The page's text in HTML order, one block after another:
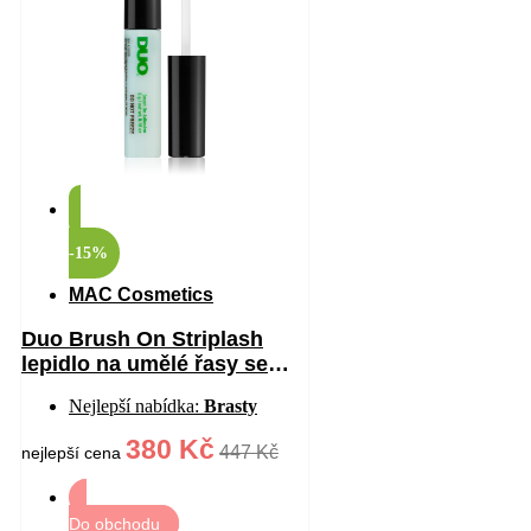
-15%
MAC Cosmetics
Duo Brush On Striplash
lepidlo na umělé řasy se
White/Clear 5 g
Nejlepší nabídka: Brasty
nejlepší cena 380 Kč 447 Kč
Do obchodu